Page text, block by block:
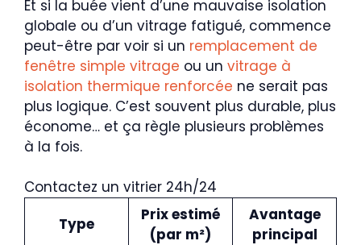
Et si la buée vient d’une mauvaise isolation
globale ou d’un vitrage fatigué, commence
peut-être par voir si un remplacement de
fenêtre simple vitrage ou un vitrage à
isolation thermique renforcée ne serait pas
plus logique. C’est souvent plus durable, plus
économe… et ça règle plusieurs problèmes
à la fois.
Contactez un vitrier 24h/24
Type
Prix estimé
(par m²)
Avantage
principal